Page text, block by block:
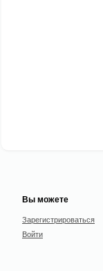
Вы можете
Зарегистрироваться
Войти